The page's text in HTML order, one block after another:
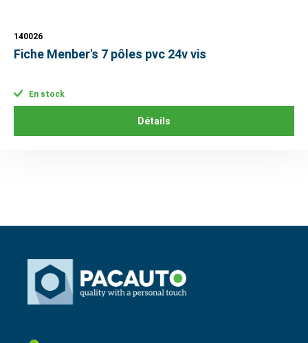
140026
Fiche Menber's 7 pôles pvc 24v vis
En stock
Détails